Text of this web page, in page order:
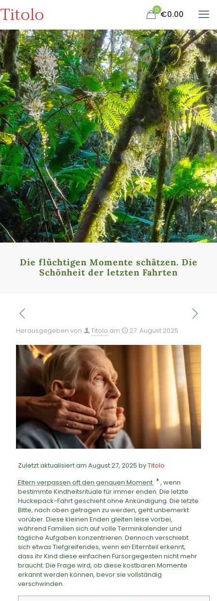
Titolo 0 €0.00
Die flüchtigen Momente schätzen. Die
Schönheit der letzten Fahrten
Herausgegeben von Titolo am 27. August 2025
Zuletzt aktualisiert am August 27, 2025 byTitolo
Eltern verpassen oft den genauen Moment
, wenn
bestimmte Kindheitsrituale für immer enden. Die letzte
Huckepack-Fahrt geschieht ohne Ankündigung. Die letzte
Bitte, nach oben getragen zu werden, geht unbemerkt
vorüber. Diese kleinen Enden gleiten leise vorbei,
während Familien sich auf volle Terminkalender und
tägliche Aufgaben konzentrieren. Dennoch verschiebt
sich etwas Tiefgreifendes, wenn ein Elternteil erkennt,
dass ihr Kind diese einfachen Fürsorgegesten nicht mehr
braucht. Die Frage wird, ob diese kostbaren Momente
erkannt werden können, bevor sie vollständig
verschwinden.